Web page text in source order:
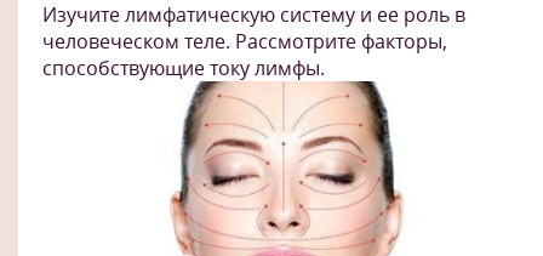
Изучите лимфатическую систему и ее роль в
человеческом теле. Рассмотрите факторы,
способствующие току лимфы.